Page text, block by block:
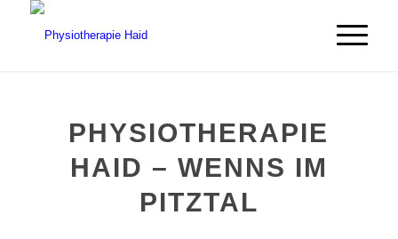
PHYSIOTHERAPIE
HAID – WENNS IM
PITZTAL